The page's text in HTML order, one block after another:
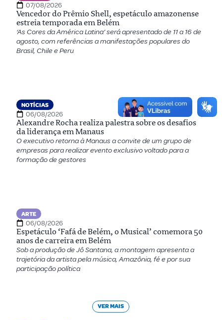
07/08/2026
Vencedor do Prêmio Shell, espetáculo amazonense
estreia temporada em Belém
‘As Cores da América Latina’ será apresentado de 11 a 16 de
agosto, com referências a manifestações populares do
Brasil, Chile e Peru
NOTÍCIAS
06/08/2026
Alexandre Rocha realiza palestra sobre os desafios
da liderança em Manaus
O executivo retorna à Manaus a convite de um grupo de
empresas para realizar evento exclusivo voltado para a
formação de gestores
ARTE
06/08/2026
Espetáculo ‘Fafá de Belém, o Musical’ comemora 50
anos de carreira em Belém
Sob a produção de Jô Santana, a montagem apresenta a
trajetória da artista pela música, Amazônia, fé e por sua
participação política
VER MAIS